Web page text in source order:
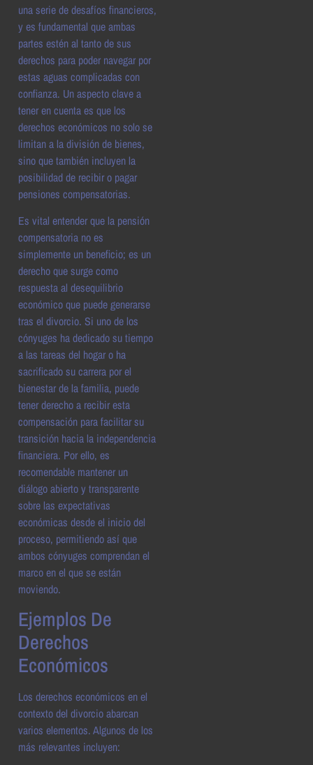
una serie de desafíos financieros,
y es fundamental que ambas
partes estén al tanto de sus
derechos para poder navegar por
estas aguas complicadas con
confianza. Un aspecto clave a
tener en cuenta es que los
derechos económicos no solo se
limitan a la división de bienes,
sino que también incluyen la
posibilidad de recibir o pagar
pensiones compensatorias.
Es vital entender que la pensión
compensatoria no es
simplemente un beneficio; es un
derecho que surge como
respuesta al desequilibrio
económico que puede generarse
tras el divorcio. Si uno de los
cónyuges ha dedicado su tiempo
a las tareas del hogar o ha
sacrificado su carrera por el
bienestar de la familia, puede
tener derecho a recibir esta
compensación para facilitar su
transición hacia la independencia
financiera. Por ello, es
recomendable mantener un
diálogo abierto y transparente
sobre las expectativas
económicas desde el inicio del
proceso, permitiendo así que
ambos cónyuges comprendan el
marco en el que se están
moviendo.
Ejemplos De
Derechos
Económicos
Los derechos económicos en el
contexto del divorcio abarcan
varios elementos. Algunos de los
más relevantes incluyen: